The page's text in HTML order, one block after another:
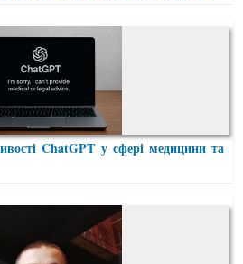
ChatGPT у сфері медицини та